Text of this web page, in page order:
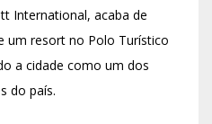
International, acaba de
um resort no Polo Turístico
a cidade como um dos
do país.